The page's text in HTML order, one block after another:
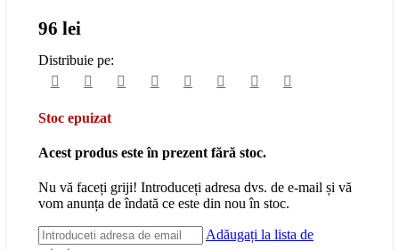
96 lei
Distribuie pe:
Stoc epuizat
Acest produs este în prezent fără stoc.
Nu vă faceți griji! Introduceți adresa dvs. de e-mail și vă
vom anunța de îndată ce este din nou în stoc.
Adăugați la lista de